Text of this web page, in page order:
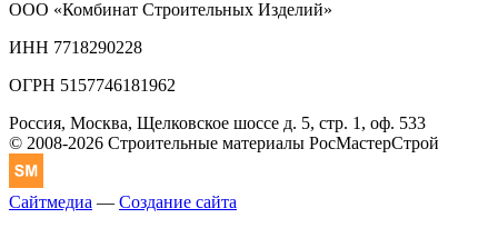
ООО «Комбинат Строительных Изделий»
ИНН 7718290228
ОГРН 5157746181962
Россия, Москва, Щелковское шоссе д. 5, стр. 1, оф. 533
© 2008-2026 Строительные материалы РосМастерСтрой
Сайтмедиа — Создание сайта